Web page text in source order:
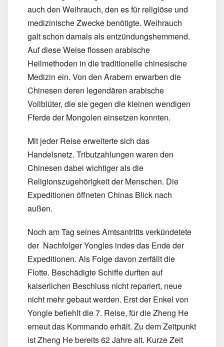
auch den Weihrauch, den es für religiöse und
medizinische Zwecke benötigte. Weihrauch
galt schon damals als entzündungshemmend.
Auf diese Weise flossen arabische
Heilmethoden in die traditionelle chinesische
Medizin ein. Von den Arabern erwarben die
Chinesen deren legendären arabische
Vollblüter, die sie gegen die kleinen wendigen
Fferde der Mongolen einsetzen konnten.
Mit jeder Reise erweiterte sich das
Handelsnetz. Tributzahlungen waren den
Chinesen dabei wichtiger als die
Religionszugehörigkeit der Menschen. Die
Expeditionen öffneten Chinas Blick nach
außen.
Noch am Tag seines Amtsantritts verkündetete
der Nachfolger Yongles indes das Ende der
Expeditionen. Als Folge davon zerfällt die
Flotte. Beschädigte Schiffe durften auf
kaiserlichen Beschluss nicht repariert, neue
nicht mehr gebaut werden. Erst der Enkel von
Yongle befiehlt die 7. Reise, für die Zheng He
erneut das Kommando erhält. Zu dem Zeitpunkt
ist Zheng He bereits 62 Jahre alt. Kurze Zeit